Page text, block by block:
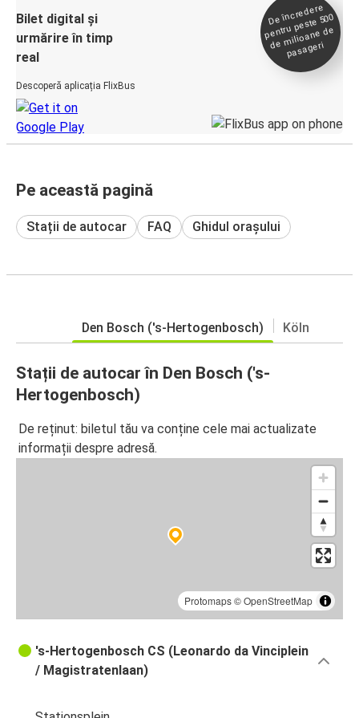
Bilet digital și
urmărire în timp
real
Descoperă aplicația FlixBus
De încredere
pentru peste 500
de
milioane de
pasageri
Pe această pagină
Stații de autocar FAQ Ghidul orașului
Den Bosch ('s-Hertogenbosch) Köln
Stații de autocar în Den Bosch ('s-
Hertogenbosch)
De reținut: biletul tău va conține cele mai actualizate
informații despre adresă.
Protomaps©OpenStreetMap
's-Hertogenbosch CS (Leonardo da Vinciplein
/ Magistratenlaan)